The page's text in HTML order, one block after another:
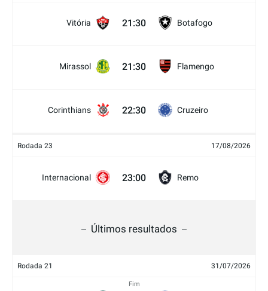
Vitória 21:30 Botafogo
Mirassol 21:30 Flamengo
Corinthians 22:30 Cruzeiro
Rodada 23 17/08/2026
Internacional 23:00 Remo
Últimos resultados
Rodada 21 31/07/2026
Fim